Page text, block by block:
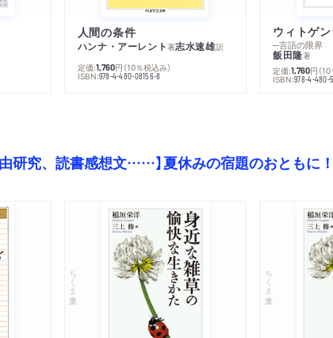
人間の条件
ハンナ・アーレント著志水速雄訳
定価:1,760円 （10％税込み）
ISBN:978-4-480-08156-8
─言語の限界
飯田隆著
定価:1,760円 （
ISBN:978-4-480-
由研究、読書感想文……】夏休みの宿題のおともに！
ちくま文庫 ちくま文庫